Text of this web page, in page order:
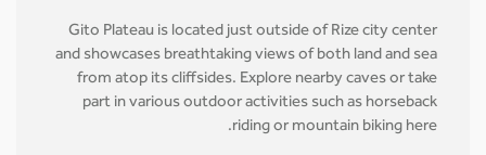
Gito Plateau is located just outside of Rize city center
and showcases breathtaking views of both land and sea
from atop its cliffsides. Explore nearby caves or take
part in various outdoor activities such as horseback
riding or mountain biking here.